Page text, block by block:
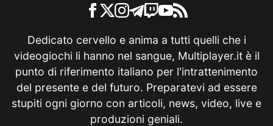
Dedicato cervello e anima a tutti quelli che i
videogiochi li hanno nel sangue, Multiplayer.it è il
punto di riferimento italiano per l'intrattenimento
del presente e del futuro. Preparatevi ad essere
stupiti ogni giorno con articoli, news, video, live e
produzioni geniali.